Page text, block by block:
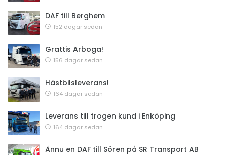
DAF till Berghem
152 dagar sedan
Grattis Arboga!
156 dagar sedan
Hästbilsleverans!
164 dagar sedan
Leverans till trogen kund i Enköping
164 dagar sedan
Ännu en DAF till Sören på SR Transport AB